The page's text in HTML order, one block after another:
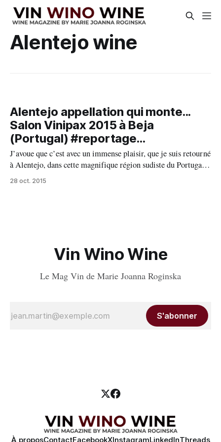
Alentejo wine
Alentejo appellation qui monte...
Salon Vinipax 2015 à Beja
(Portugal) #reportage...
J’avoue que c’est avec un immense plaisir, que je suis retourné
à Alentejo, dans cette magnifique région sudiste du Portugal
où la vigne, les champs des oliviers, les chênes liège sans
28 oct. 2015
Vin Wino Wine
Le Mag Vin de Marie Joanna Roginska
S'abonner
À proposContactFacebookXInstagramLinkedInThreads